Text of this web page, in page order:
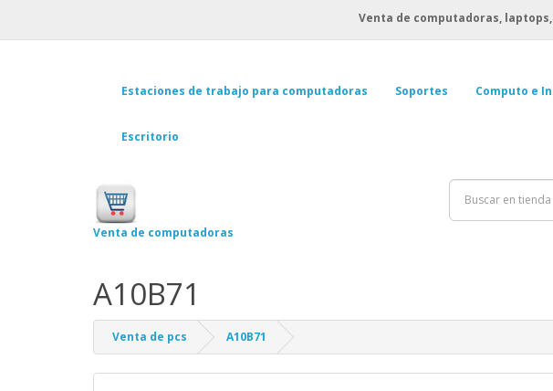
Venta de computadoras,
Estaciones de trabajo para computadoras Soportes Computo e
Escritorio
Venta de computadoras
A10B71
Venta de pcs A10B71